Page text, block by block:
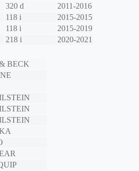
320 d
2011-2016
118 i
2015-2015
118 i
2015-2019
218 i
2020-2021
BECK